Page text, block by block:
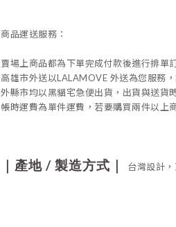
商品運送服務：
賣場上商品都為下單完成付款後進行排單
高雄市外送以LALAMOVE 外送為您服務
外縣市均以黑貓宅急便出貨，出貨與送貨
帳時運費為單件運費，若要購買兩件以上
｜產地 / 製造方式｜ 台灣設計